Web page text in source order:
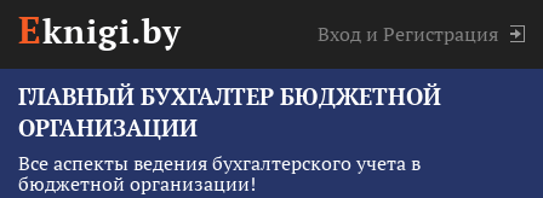
Eknigi.by Вход и Регистрация
ГЛАВНЫЙ БУХГАЛТЕР БЮДЖЕТНОЙ
ОРГАНИЗАЦИИ
Все аспекты ведения бухгалтерского учета в
бюджетной организации!